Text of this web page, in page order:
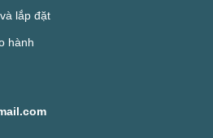
lắp đặt
hành